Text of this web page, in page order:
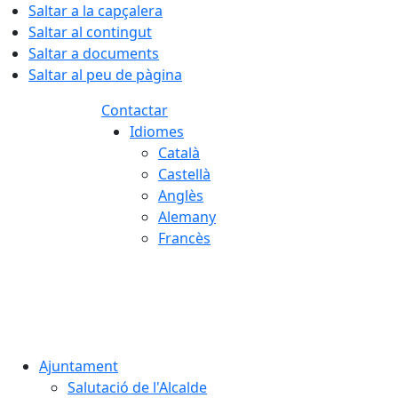
Saltar a la capçalera
Saltar al contingut
Saltar a documents
Saltar al peu de pàgina
Contactar
Idiomes
Català
Castellà
Anglès
Alemany
Francès
Ajuntament
Salutació de l'Alcalde